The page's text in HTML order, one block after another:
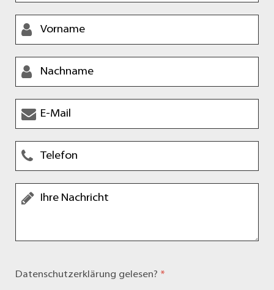
Datenschutzerklärung gelesen? *